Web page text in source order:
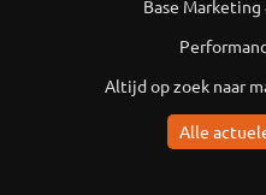
Base
Altijd op zoek naar
Alle